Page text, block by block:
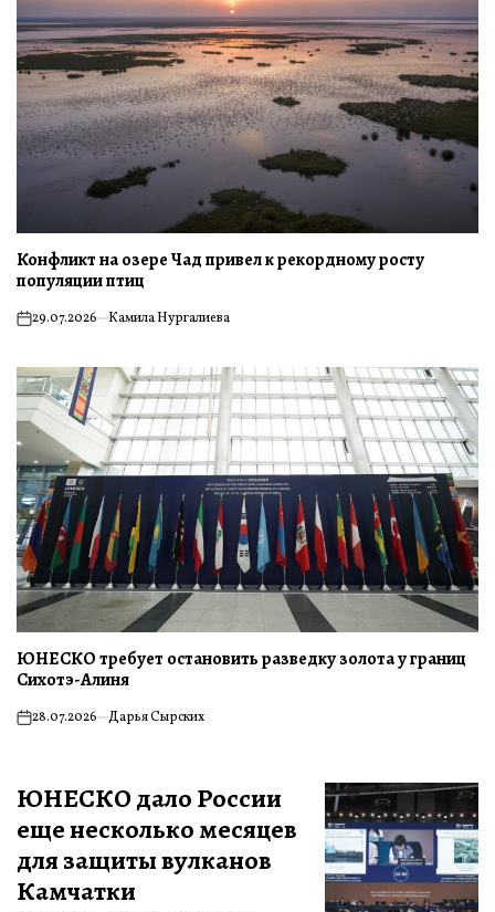
Конфликт на озере Чад привел к рекордному росту
популяции птиц
29.07.2026 Камила Нургалиева
ЮНЕСКО требует остановить разведку золота у границ
Сихотэ-Алиня
28.07.2026 Дарья Сырских
ЮНЕСКО дало России
еще несколько месяцев
для защиты вулканов
Камчатки